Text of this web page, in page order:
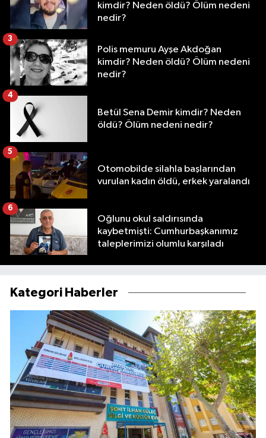
kimdir? Neden öldü? Ölüm nedeni
nedir?
Polis memuru Ayşe Akdoğan
kimdir? Neden öldü? Ölüm nedeni
nedir?
3
Betül Sena Demir kimdir? Neden
öldü? Ölüm nedeni nedir?
4
Otomobilde silahla başlarından
vurulan kadın öldü, erkek yaralandı
5
Oğlunu okul saldırısında
kaybetmişti: Cumhurbaşkanımız
taleplerimizi olumlu karşıladı
6
Kategori Haberler